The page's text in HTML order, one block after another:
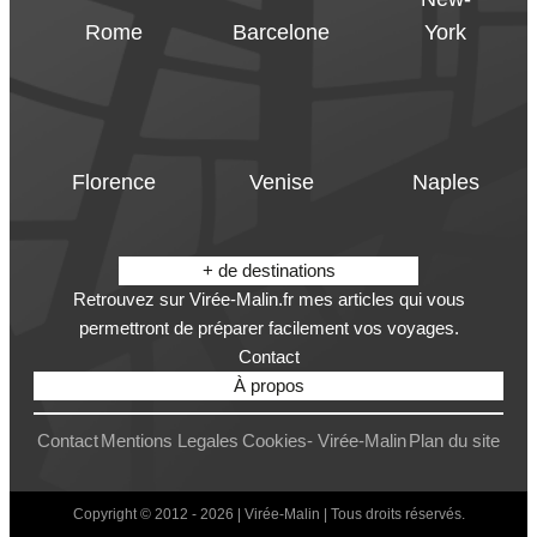
Rome Barcelone
York
Florence Venise Naples
+ de destinations
Retrouvez sur Virée-Malin.fr mes articles qui vous
permettront de préparer facilement vos voyages.
Contact
À propos
Contact Mentions Legales Cookies- Virée-MalinPlan du site
Copyright © 2012 - 2026 | Virée-Malin | Tous droits réservés.